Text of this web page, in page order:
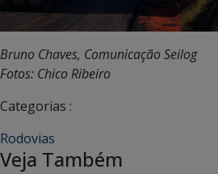
Bruno Chaves, Comunicação Seilog
Fotos: Chico Ribeiro
Categorias :
Rodovias
Veja Também